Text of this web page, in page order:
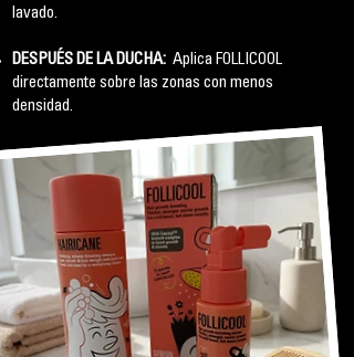
lavado.
DESPUÉS DE LA DUCHA: Aplica FOLLICOOL
directamente sobre las zonas con menos
densidad.